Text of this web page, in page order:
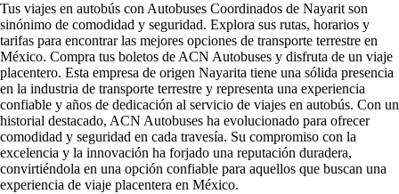
Tus viajes en autobús con Autobuses Coordinados de Nayarit son
sinónimo de comodidad y seguridad. Explora sus rutas, horarios y
tarifas para encontrar las mejores opciones de transporte terrestre en
México. Compra tus boletos de ACN Autobuses y disfruta de un viaje
placentero. Esta empresa de origen Nayarita tiene una sólida presencia
en la industria de transporte terrestre y representa una experiencia
confiable y años de dedicación al servicio de viajes en autobús. Con un
historial destacado, ACN Autobuses ha evolucionado para ofrecer
comodidad y seguridad en cada travesía. Su compromiso con la
excelencia y la innovación ha forjado una reputación duradera,
convirtiéndola en una opción confiable para aquellos que buscan una
experiencia de viaje placentera en México.